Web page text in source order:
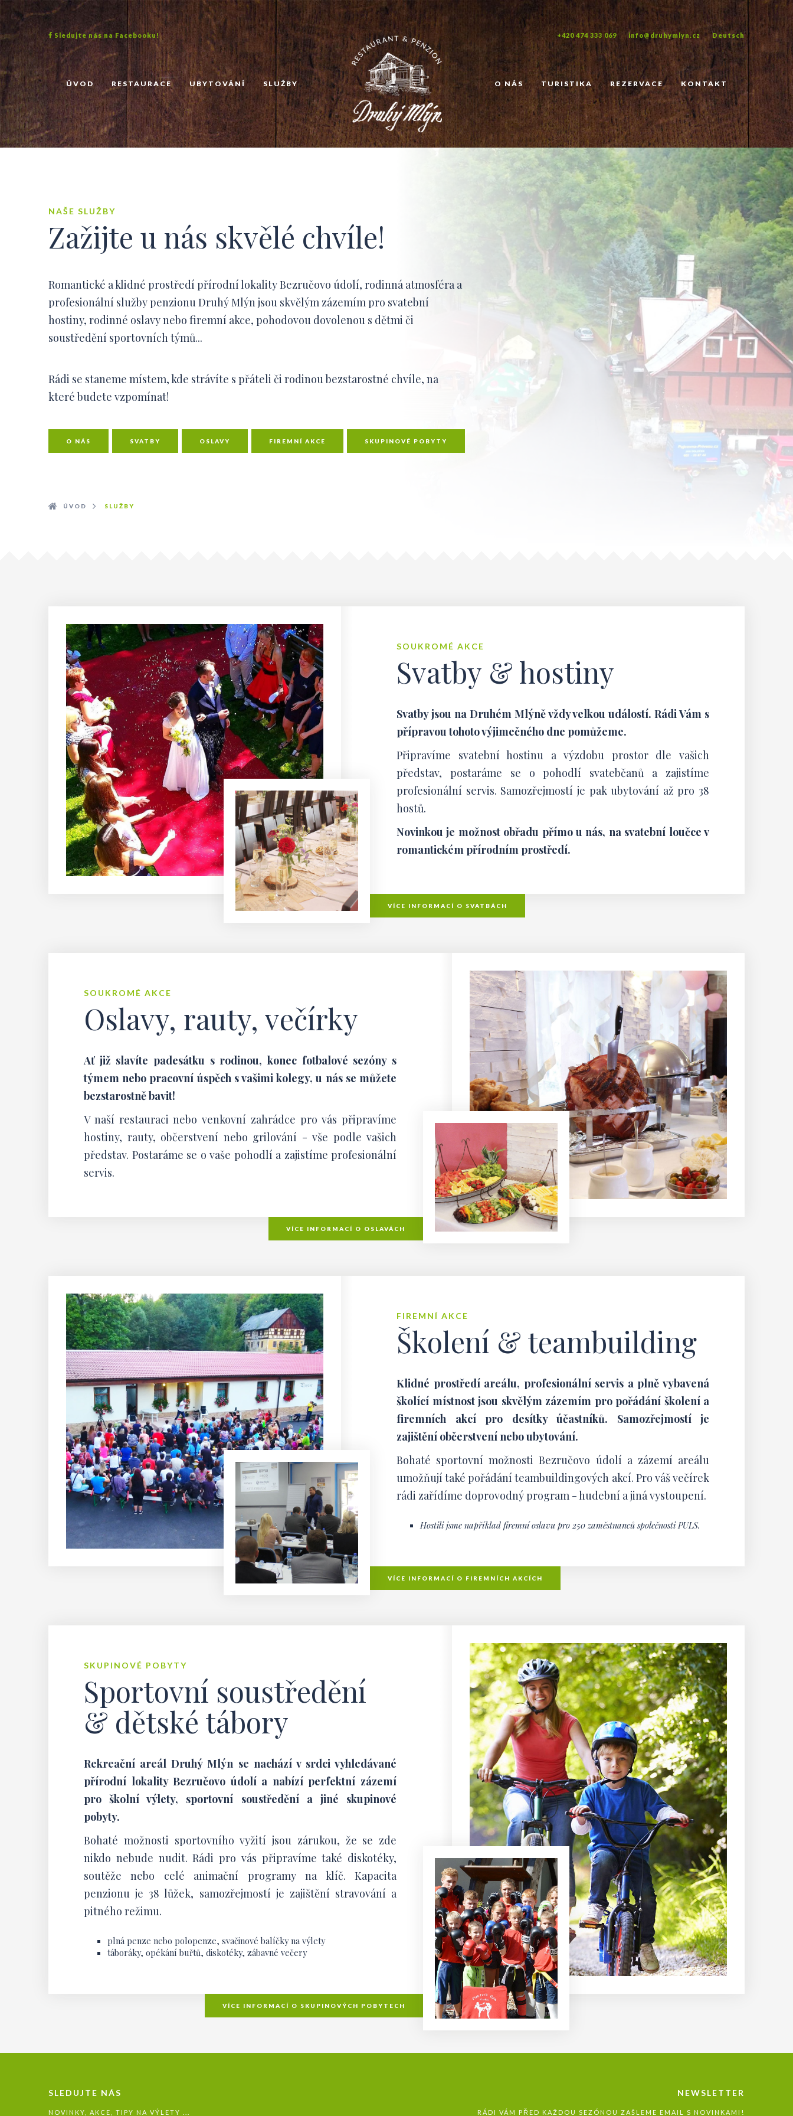
Sledujte nás na Facebooku! +420 474 333 069 info@druhymlyn.cz Deutsch
ÚVOD RESTAURACE UBYTOVÁNÍ SLUŽBY O NÁS TURISTIKA REZERVACE KONTAKT
NAŠE SLUŽBY
Zažijte u nás skvělé chvíle!
Romantické a klidné prostředí přírodní lokality Bezručovo údolí, rodinná atmosféra a
profesionální služby penzionu Druhý Mlýn jsou skvělým zázemím pro svatební
hostiny, rodinné oslavy nebo firemní akce, pohodovou dovolenou s dětmi či
soustředění sportovních týmů...
Rádi se staneme místem, kde strávíte s přáteli či rodinou bezstarostné chvíle, na
které budete vzpomínat!
O NÁS SVATBY OSLAVY FIREMNÍ AKCE SKUPINOVÉ POBYTY
ÚVOD SLUŽBY
VÍCE INFORMACÍ O SVATBÁCH
SOUKROMÉ AKCE
Svatby & hostiny
Svatby jsou na Druhém Mlýně vždy velkou událostí. Rádi Vám s
přípravou tohoto výjimečného dne pomůžeme.
Připravíme svatební hostinu a výzdobu prostor dle vašich
představ, postaráme se o pohodlí svatebčanů a zajistíme
profesionální servis. Samozřejmostí je pak ubytování až pro 38
hostů.
Novinkou je možnost obřadu přímo u nás, na svatební loučce v
romantickém přírodním prostředí.
VÍCE INFORMACÍ O OSLAVÁCH
SOUKROMÉ AKCE
Oslavy, rauty, večírky
Ať již slavíte padesátku s rodinou, konec fotbalové sezóny s
týmem nebo pracovní úspěch s vašimi kolegy, u nás se můžete
bezstarostně bavit!
V naší restauraci nebo venkovní zahrádce pro vás připravíme
hostiny, rauty, občerstvení nebo grilování - vše podle vašich
představ. Postaráme se o vaše pohodlí a zajistíme profesionální
servis.
VÍCE INFORMACÍ O FIREMNÍCH AKCÍCH
FIREMNÍ AKCE
Školení & teambuilding
Klidné prostředí areálu, profesionální servis a plně vybavená
školící místnost jsou skvělým zázemím pro pořádání školení a
firemních akcí pro desítky účastníků. Samozřejmostí je
zajištění občerstvení nebo ubytování.
Bohaté sportovní možnosti Bezručovo údolí a zázemí areálu
umožňují také pořádání teambuildingových akcí. Pro váš večírek
rádi zařídíme doprovodný program - hudební a jiná vystoupení.
Hostili jsme například firemní oslavu pro 250 zaměstnanců společnosti PULS.
VÍCE INFORMACÍ O SKUPINOVÝCH POBYTECH
SKUPINOVÉ POBYTY
Sportovní soustředění
& dětské tábory
Rekreační areál Druhý Mlýn se nachází v srdci vyhledávané
přírodní lokality Bezručovo údolí a nabízí perfektní zázemí
pro školní výlety, sportovní soustředění a jiné skupinové
pobyty.
Bohaté možnosti sportovního vyžití jsou zárukou, že se zde
nikdo nebude nudit. Rádi pro vás připravíme také diskotéky,
soutěže nebo celé animační programy na klíč. Kapacita
penzionu je 38 lůžek, samozřejmostí je zajištění stravování a
pitného režimu.
plná penze nebo polopenze, svačinové balíčky na výlety
táboráky, opékání buřtů, diskotéky, zábavné večery
SLEDUJTE NÁS
NOVINKY, AKCE, TIPY NA VÝLETY ...
NEWSLETTER
RÁDI VÁM PŘED KAŽDOU SEZÓNOU ZAŠLEME EMAIL S NOVINKAMI!